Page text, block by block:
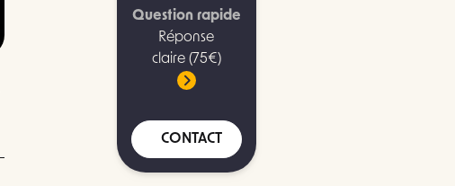
Question rapide
Réponse
claire (75€)
CONTACT